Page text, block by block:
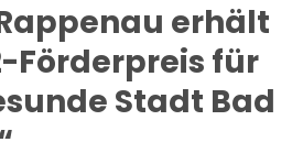
erhält
Förderpreis für
Stadt Bad